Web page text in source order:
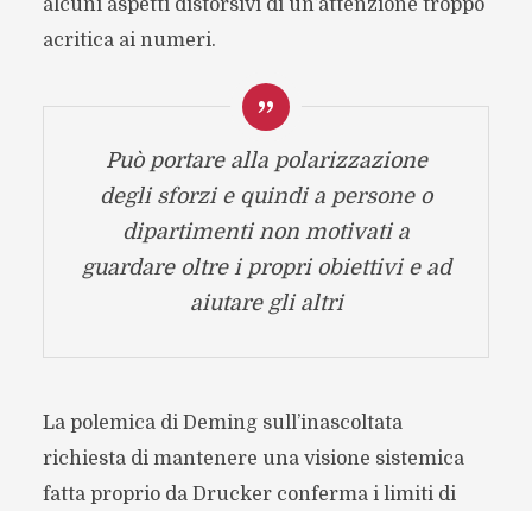
alcuni aspetti distorsivi di un’attenzione troppo
acritica ai numeri.
Può portare alla polarizzazione
degli sforzi e quindi a persone o
dipartimenti non motivati a
guardare oltre i propri obiettivi e ad
aiutare gli altri
La polemica di Deming sull’inascoltata
richiesta di mantenere una visione sistemica
fatta proprio da Drucker conferma i limiti di